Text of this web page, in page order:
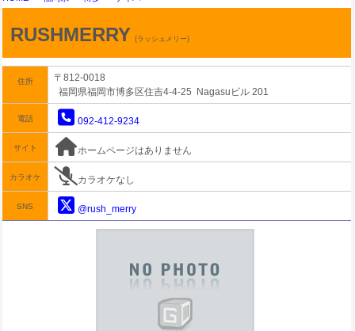
RUSHMERRY (ラッシュメリー)
住所
〒812-0018
福岡県福岡市博多区住吉4-4-25 Nagasuビル 201
電話 092-412-9234
サイト ホームページはありません
カラオケ カラオケなし
SNS @rush_merry